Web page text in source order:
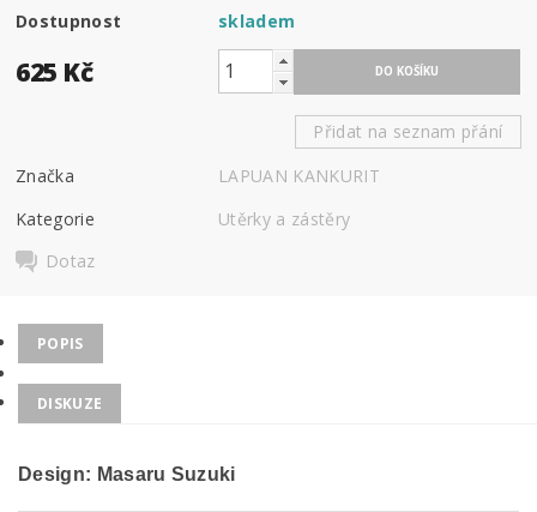
Dostupnost skladem
625 Kč
Přidat na seznam přání
Značka
LAPUAN KANKURIT
Kategorie
Utěrky a zástěry
Dotaz
POPIS
DISKUZE
Design: Masaru Suzuki